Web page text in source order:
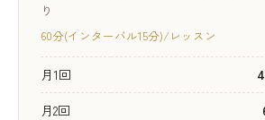
り
60分(インターバル15分)/レッスン
月1回
月2回